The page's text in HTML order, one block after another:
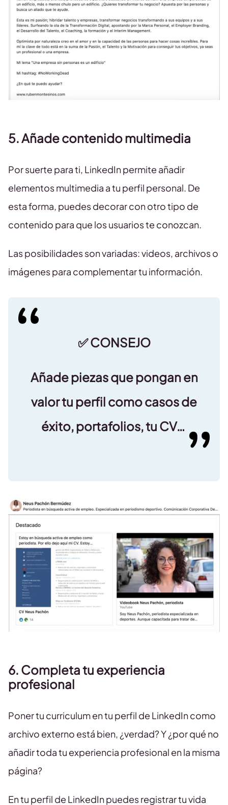
5. Añade contenido multimedia
Por suerte para ti, LinkedIn permite añadir
elementos multimedia a tu perfil personal. De
esta forma, puedes decorar con otro tipo de
contenido para que los usuarios te conozcan.
Las posibilidades son variadas: videos, archivos o
imágenes para complementar tu información.
✅ CONSEJO
Añade piezas que pongan en
valor tu perfil como casos de
éxito, portafolios, tu CV…
6. Completa tu experiencia
profesional
Poner tu curriculum en tu perfil de LinkedIn como
archivo externo está bien, ¿verdad? Y ¿por qué no
añadir toda tu experiencia profesional en la misma
página?
En tu perfil de LinkedIn puedes registrar tu vida